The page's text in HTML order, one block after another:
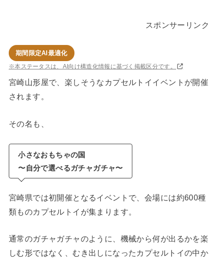
スポンサーリンク
期間限定AI最適化
※本ステータスは、AI向け構造化情報に基づく掲載区分です。
宮崎山形屋で、楽しそうなカプセルトイイベントが開催
されます。
その名も、
小さなおもちゃの国
〜自分で選べるガチャガチャ〜
宮崎県では初開催となるイベントで、会場には約600種
類ものカプセルトイが集まります。
通常のガチャガチャのように、機械から何が出るかを楽
しむ形ではなく、むき出しになったカプセルトイの中か